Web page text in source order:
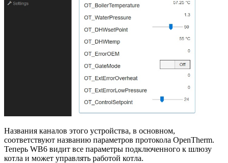
Названия каналов этого устройства, в основном,
соответствуют названию параметров протокола OpenTherm.
Теперь WB6 видит все параметры подключенного к шлюзу
котла и может управлять работой котла.